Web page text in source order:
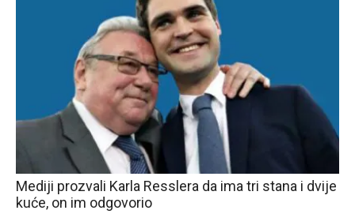
Mediji prozvali Karla Resslera da ima tri stana i dvije
kuće, on im odgovorio